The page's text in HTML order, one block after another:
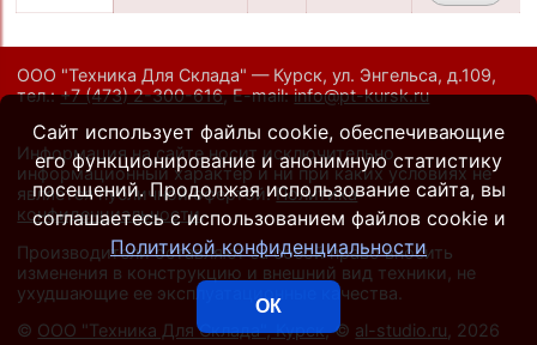
ООО "Техника Для Склада" — Курск, ул. Энгельса, д.109,
тел.:+7 (473) 2-300-616,E-mail:info@pt-kursk.ru
Информация на сайте носит исключительно
информационный характер и ни при каких условиях не
является публичной офертой.Политика
конфиденциальности.
Производители оставляют за собой право вносить
изменения в конструкцию и внешний вид техники, не
ухудшающие ее эксплуатационные качества.
© ООО "Техника Для Склада", Курск, © al-studio.ru , 2026
Сайт использует файлы cookie, обеспечивающие
его функционирование и анонимную статистику
посещений. Продолжая использование сайта, вы
соглашаетесь с использованием файлов cookie и
Политикой конфиденциальности
ОК